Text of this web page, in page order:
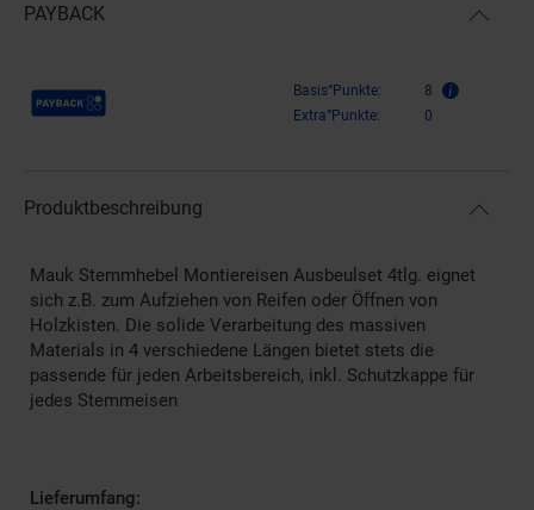
PAYBACK
Payback Punkte Basis°Punkte:
8
Extra°Punkte:
0
Produktbeschreibung
Mauk Stemmhebel Montiereisen Ausbeulset 4tlg. eignet
sich z.B. zum Aufziehen von Reifen oder Öffnen von
Holzkisten. Die solide Verarbeitung des massiven
Materials in 4 verschiedene Längen bietet stets die
passende für jeden Arbeitsbereich, inkl. Schutzkappe für
jedes Stemmeisen
Lieferumfang: